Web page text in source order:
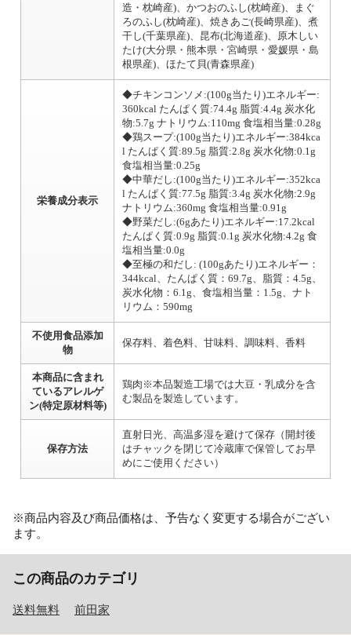
造・枕崎産)、かつおのふし(枕崎産)、まぐ
ろのふし(枕崎産)、焼きあご(長崎県産)、煮
干し(千葉県産)、昆布(北海道産)、原木しい
たけ(大分県・熊本県・宮崎県・愛媛県・島
根県産)、ほたて貝(青森県産)
栄養成分表示
◆チキンコンソメ:(100g当たり)エネルギー:
360kcal たんぱく質:74.4g 脂質:4.4g 炭水化
物:5.7g ナトリウム:110mg 食塩相当量:0.28g
◆鶏スープ:(100g当たり)エネルギー:384kca
l たんぱく質:89.5g 脂質:2.8g 炭水化物:0.1g
食塩相当量:0.25g
◆中華だし:(100g当たり)エネルギー:352kca
l たんぱく質:77.5g 脂質:3.4g 炭水化物:2.9g
ナトリウム:360mg 食塩相当量:0.91g
◆野菜だし:(6gあたり)エネルギー:17.2kcal
たんぱく質:0.9g 脂質:0.1g 炭水化物:4.2g 食
塩相当量:0.0g
◆至極の和だし: (100gあたり)エネルギー：
344kcal、たんぱく質：69.7g、脂質：4.5g、
炭水化物：6.1g、食塩相当量：1.5g、ナト
リウム：590mg
不使用食品添加
物
保存料、着色料、甘味料、調味料、香料
本商品に含まれ
ているアレルゲ
ン(特定原材料等)
鶏肉※本品製造工場では大豆・乳成分を含
む製品を製造しています。
保存方法
直射日光、高温多湿を避けて保存（開封後
はチャックを閉じて冷蔵庫で保管してお早
めにご使用ください）
※商品内容及び商品価格は、予告なく変更する場合がござい
ます。
この商品のカテゴリ
送料無料 前田家